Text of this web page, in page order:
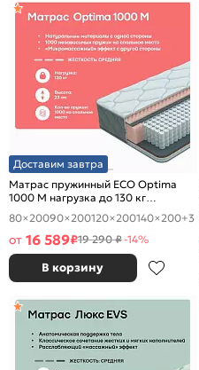
Доставим завтра
Матрас пружинный ECO Optima
1000 M нагрузка до 130 кг
800x2000
80×20090×200120×200140×200+3
от 16 589₽19 290 ₽-14%
В корзину